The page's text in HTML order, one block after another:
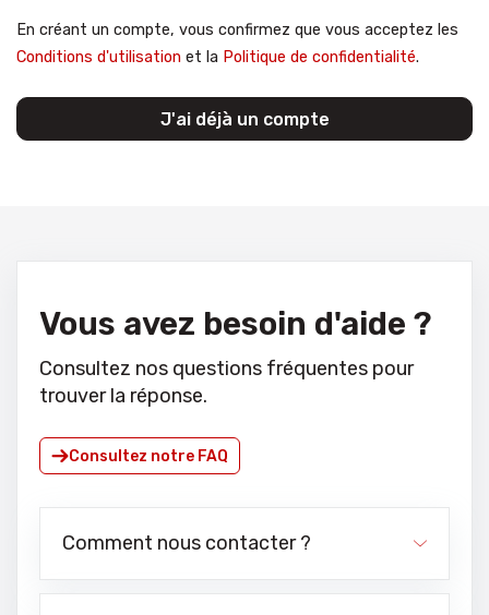
En créant un compte, vous confirmez que vous acceptez les
Conditions d'utilisation et la Politique de confidentialité.
J'ai déjà un compte
Vous avez besoin d'aide ?
Consultez nos questions fréquentes pour
trouver la réponse.
Consultez notre FAQ
Comment nous contacter ?